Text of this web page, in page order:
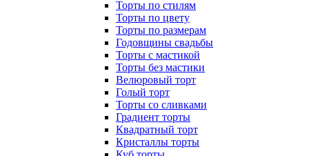
Торты по стилям
Торты по цвету
Торты по размерам
Годовщины свадьбы
Торты с мастикой
Торты без мастики
Велюровый торт
Голый торт
Торты со сливками
Градиент торты
Квадратный торт
Кристаллы торты